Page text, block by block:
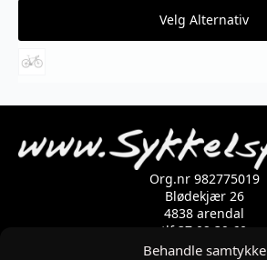
Behandle samtykke
pris
44000 kr.
pris
34990 kr.
Velg Alternativ
Dette
har
flere
kan
på
produktsiden
Org.nr 982775019
Blødekjær 26
4838 arendal
tlf 37 02 39 60
Kontaktskjema